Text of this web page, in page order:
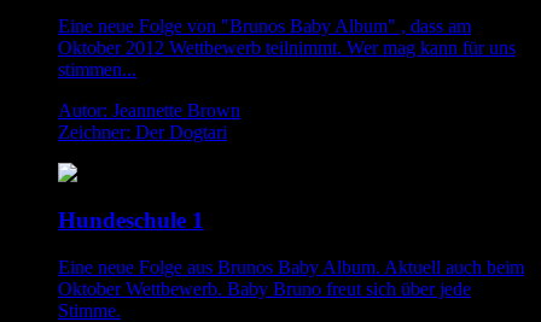
Eine neue Folge von "Brunos Baby Album" , dass am
Oktober 2012 Wettbewerb teilnimmt. Wer mag kann für uns
stimmen...
Autor: Jeannette Brown
Zeichner: Der Dogtari
Hundeschule 1
Eine neue Folge aus Brunos Baby Album. Aktuell auch beim
Oktober Wettbewerb. Baby Bruno freut sich über jede
Stimme.